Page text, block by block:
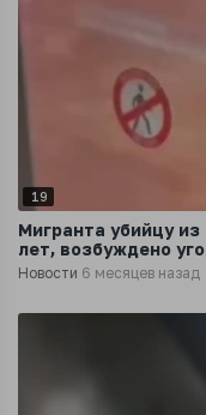
19
Мигранта убийцу
лет, возбуждено
допрос - СМИ
Новости 6 месяцев назад